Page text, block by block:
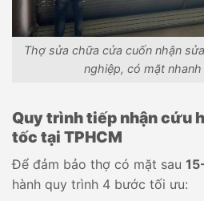
Thợ sửa chữa cửa cuốn nhận
nghiệp, có mặt
Quy trình tiếp nhận cứu
tốc tại TPHCM
Để đảm bảo thợ có mặt sau
hành quy trình 4 bước tối ưu: